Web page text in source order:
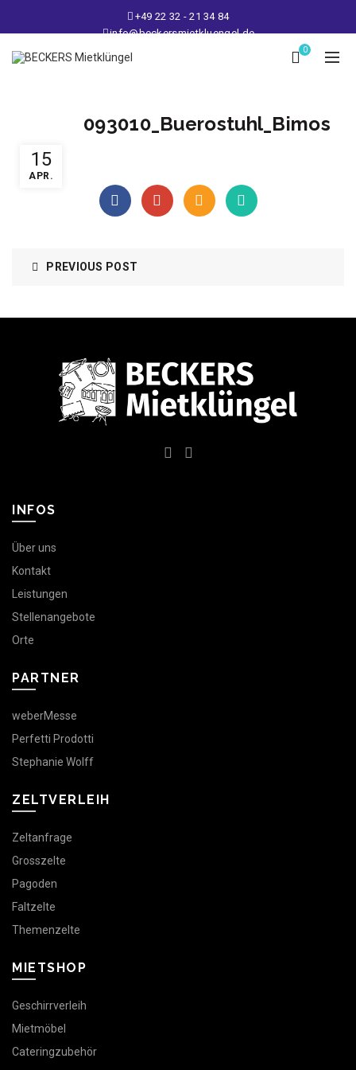
+49 22 32 - 21 34 84
info@beckersmietkluengel.de
Lager: Gutenbergstraße 1 - 50389 Wesseling
Mo - Fr: 9 – 17 Uhr, Sa: 9 – 12 Uhr
0
15
APR.
093010_Buerostuhl_Bimos
PREVIOUS POST
INFOS
Über uns
Kontakt
Leistungen
Stellenangebote
Orte
PARTNER
weberMesse
Perfetti Prodotti
Stephanie Wolff
ZELTVERLEIH
Zeltanfrage
Grosszelte
Pagoden
Faltzelte
Themenzelte
MIETSHOP
Geschirrverleih
Mietmöbel
Cateringzubehör